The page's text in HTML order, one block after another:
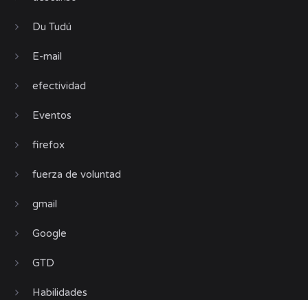
Du Tudú
E-mail
efectividad
Eventos
firefox
fuerza de voluntad
gmail
Google
GTD
Habilidades